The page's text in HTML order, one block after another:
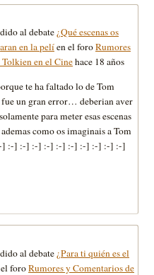
al debate¿Qué escenas os
en la pelíen el foroRumores
en el Cinehace 18 años
te ha faltado lo de Tom
un gran error… deberian aver
para meter esas escenas
como os imaginais a Tom
] :-] :-] :-] :-] :-] :-] :-] :-] :-] :-]
al debate¿Para ti quién es el
foroRumores y Comentarios de